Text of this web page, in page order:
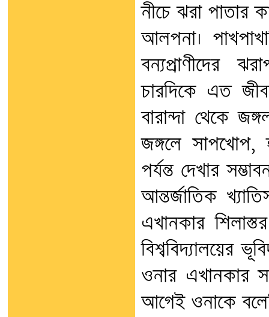
নীচে ঝরা পাতার
আলপনা।
বন্যপ্রাণীদের
চারদিকে এত
বারান্দা থেকে
জঙ্গলে সাপখোপ,
পর্যন্ত দেখার
আন্তর্জাতিক
এখানকার
বিশ্ববিদ্যালয়ের
ওনার এখানকার
আগেই ওনাকে